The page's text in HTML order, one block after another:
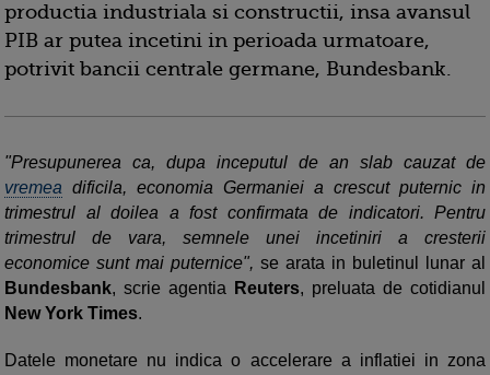
productia industriala si constructii, insa avansul
PIB ar putea incetini in perioada urmatoare,
potrivit bancii centrale germane, Bundesbank.
"Presupunerea ca, dupa inceputul de an slab cauzat de
vremea dificila, economia Germaniei a crescut puternic in
trimestrul al doilea a fost confirmata de indicatori. Pentru
trimestrul de vara, semnele unei incetiniri a cresterii
economice sunt mai puternice", se arata in buletinul lunar al
Bundesbank, scrie agentia Reuters, preluata de cotidianul
New York Times.
Datele monetare nu indica o accelerare a inflatiei in zona